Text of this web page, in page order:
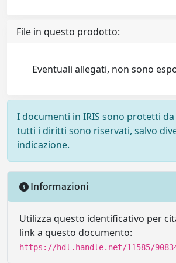
File in questo prodotto:
Eventuali allegati, non sono
I documenti in IRIS sono protetti
tutti i diritti sono riservati, salvo
indicazione.
Informazioni
Utilizza questo identificativo per
link a questo documento:
https://hdl.handle.net/11585/